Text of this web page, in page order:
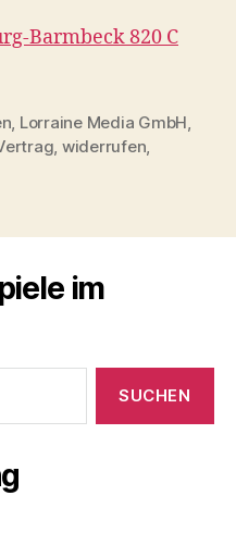
Barmbeck 820 C
, Lorraine Media GmbH,
, widerrufen,
im